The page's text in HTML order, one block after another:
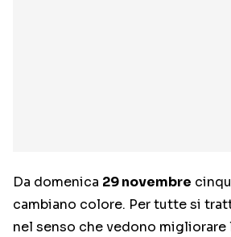
Da domenica 29 novembre
cambiano colore. Per tutte si
nel senso che vedono migliorare